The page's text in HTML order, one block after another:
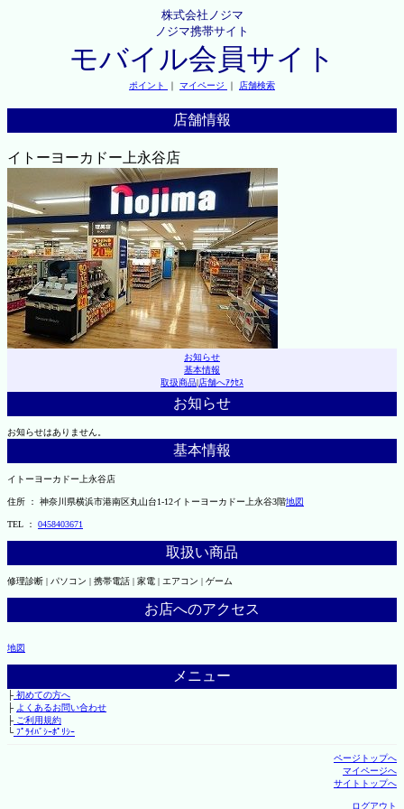
株式会社ノジマ
ノジマ携帯サイト
モバイル会員サイト
ポイント ｜ マイページ ｜ 店舗検索
店舗情報
イトーヨーカドー上永谷店
お知らせ
基本情報
取扱商品|店舗へｱｸｾｽ
お知らせ
お知らせはありません。
基本情報
イトーヨーカドー上永谷店
住所 ： 神奈川県横浜市港南区丸山台1-12イトーヨーカドー上永谷3階地図
TEL ： 0458403671
取扱い商品
修理診断 | パソコン | 携帯電話 | 家電 | エアコン | ゲーム
お店へのアクセス
地図
メニュー
├初めての方へ
├ よくあるお問い合わせ
├ご利用規約
└ﾌﾟﾗｲﾊﾞｼｰﾎﾟﾘｼｰ
ページトップへ
マイページへ
サイトトップへ
ログアウト